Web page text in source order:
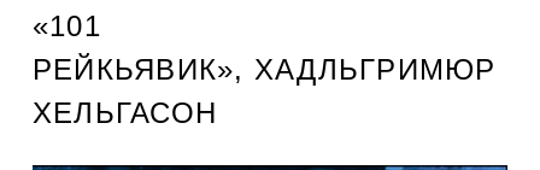
«101
РЕЙКЬЯВИК», ХАДЛЬГРИМЮР
ХЕЛЬГАСОН